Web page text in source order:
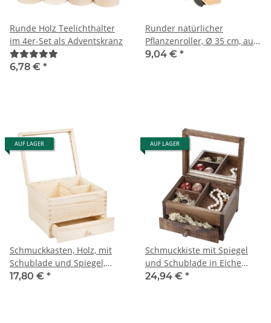
Runde Holz Teelichthalter
im 4er-Set als Adventskranz
6,78 € *
Runder natürlicher
Pflanzenroller, Ø 35 cm, aus
FSC-Holz
9,04 € *
AUF LAGER
Schmuckkasten, Holz, mit
Schublade und Spiegel,
18 × 15 × 11 cm
17,80 € *
AUF LAGER
Schmuckkiste mit Spiegel
und Schublade in Eiche
Dunkel 18 x 15 x 11 cm
24,94 € *